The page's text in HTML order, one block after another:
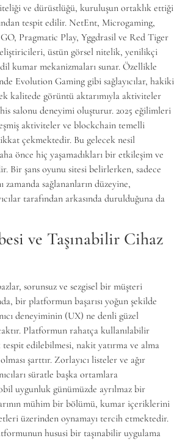
ve dürüstlüğü, kuruluşun ortaklık ettiği
tespit edilir. NetEnt, Microgaming,
Pragmatic Play, Yggdrasil ve Red Tiger
üstün görsel nitelik, yenilikçi
kumar mekanizmaları sunar. Özellikle
Evolution Gaming gibi sağlayıcılar, hakiki
kalitede görüntü aktarımıyla aktiviteler
salonu deneyimi oluşturur. 2025 eğilimleri
aktiviteler ve blockchain temelli
çekmektedir. Bu gelecek nesil
önce hiç yaşamadıkları bir etkileşim ve
Bir şans oyunu sitesi belirlerken, sadece
sağlananların düzeyine,
tarafından arkasında durulduğuna da
ve Taşınabilir Cihaz
sorunsuz ve sezgisel bir müşteri
bir platformun başarısı yoğun şekilde
deneyiminin (UX) ne denli güzel
Platformun rahatça kullanılabilir
tespit edilebilmesi, nakit yatırma ve alma
şarttır. Zorlayıcı listeler ve ağır
süratle başka ortamlara
uygunluk günümüzde ayrılmaz bir
mühim bir bölümü, kumar içeriklerini
üzerinden oynamayı tercih etmektedir.
hususi bir taşınabilir uygulama